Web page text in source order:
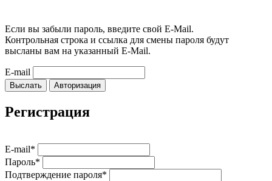
Если вы забыли пароль, введите свой E-Mail.
Контрольная строка и ссылка для смены пароля будут
высланы вам на указанный E-Mail.
E-mail
Выслать Авторизация
Регистрация
E-mail*
Пароль*
Подтверждение пароля*